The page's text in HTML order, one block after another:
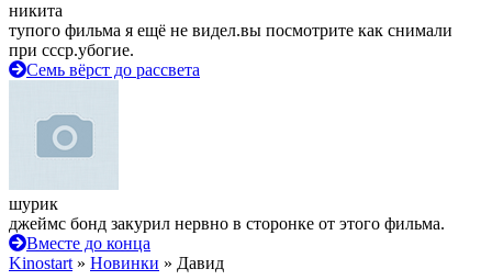
никита
тупого фильма я ещё не видел.вы посмотрите как снимали
при ссср.убогие.
Семь вёрст до рассвета
шурик
джеймс бонд закурил нервно в сторонке от этого фильма.
Вместе до конца
Kinostart » Новинки » Давид